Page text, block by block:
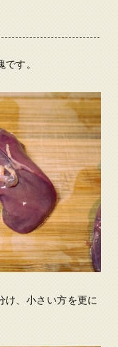
す。
け、小さい方を更に